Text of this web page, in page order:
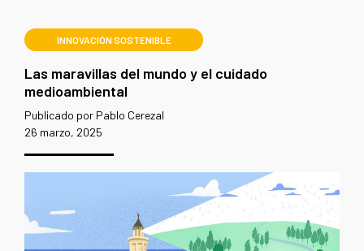
INNOVACIÓN SOSTENIBLE
Las maravillas del mundo y el cuidado
medioambiental
Publicado por Pablo Cerezal
26 marzo, 2025